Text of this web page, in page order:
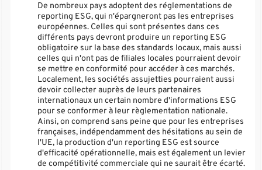
De nombreux pays adoptent des réglementations de
reporting ESG, qui n'épargneront pas les entreprises
européennes. Celles qui sont présentes dans ces
différents pays devront produire un reporting ESG
obligatoire sur la base des standards locaux, mais aussi
celles qui n'ont pas de filiales locales pourraient devoir
se mettre en conformité pour accéder à ces marchés.
Localement, les sociétés assujetties pourraient aussi
devoir collecter auprès de leurs partenaires
internationaux un certain nombre d'informations ESG
pour se conformer à leur règlementation nationale.
Ainsi, on comprend sans peine que pour les entreprises
françaises, indépendamment des hésitations au sein de
l'UE, la production d'un reporting ESG est source
d'efficacité opérationnelle, mais est également un levier
de compétitivité commerciale qui ne saurait être écarté.